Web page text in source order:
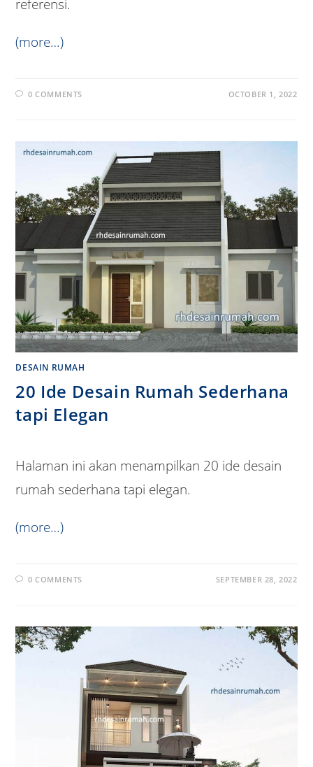
referensi.
(more…)
0 COMMENTS OCTOBER 1, 2022
DESAIN RUMAH
20 Ide Desain Rumah Sederhana
tapi Elegan
Halaman ini akan menampilkan 20 ide desain
rumah sederhana tapi elegan.
(more…)
0 COMMENTS SEPTEMBER 28, 2022